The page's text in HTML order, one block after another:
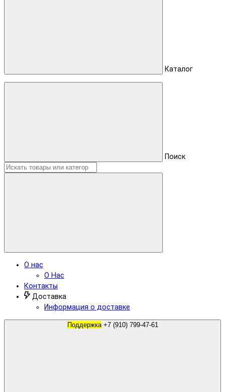
Каталог
Поиск
О нас
О Нас
Контакты
Доставка
Информация о доставке
Поддержка +7 (910) 799-47-61